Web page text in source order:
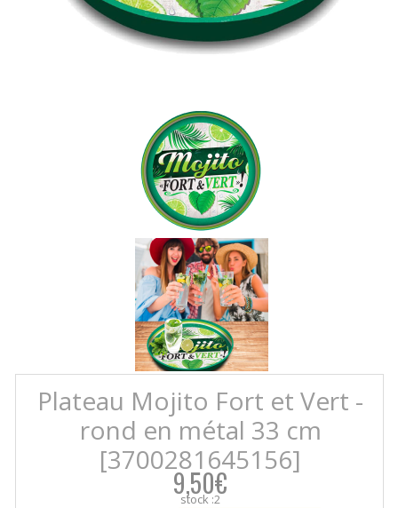
Plateau Mojito Fort et Vert -
rond en métal 33 cm
[3700281645156]
9,50€
stock :2